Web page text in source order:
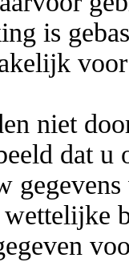
is
niet
dat u